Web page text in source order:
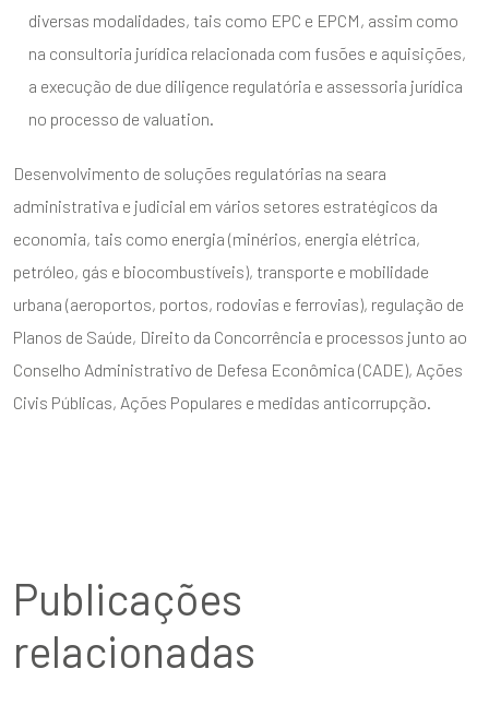
diversas modalidades, tais como EPC e EPCM, assim como
na consultoria jurídica relacionada com fusões e aquisições,
a execução de due diligence regulatória e assessoria jurídica
no processo de valuation.
Desenvolvimento de soluções regulatórias na seara
administrativa e judicial em vários setores estratégicos da
economia, tais como energia (minérios, energia elétrica,
petróleo, gás e biocombustíveis), transporte e mobilidade
urbana (aeroportos, portos, rodovias e ferrovias), regulação de
Planos de Saúde, Direito da Concorrência e processos junto ao
Conselho Administrativo de Defesa Econômica (CADE), Ações
Civis Públicas, Ações Populares e medidas anticorrupção.
Publicações
relacionadas